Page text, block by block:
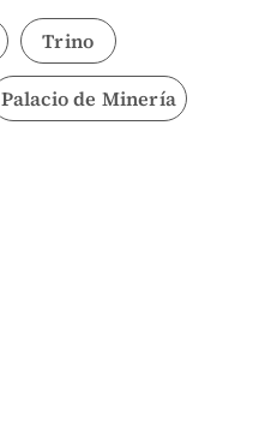
Trino
Palacio de Minería